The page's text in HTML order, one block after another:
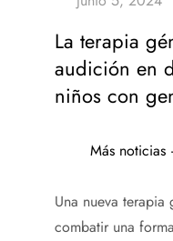
La terapia
audición en
niños con
Más noticias
Una nueva terapia
combatir una